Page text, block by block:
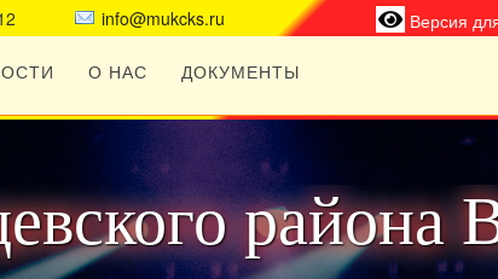
info@mukcks.ru Версия
О НАС ДОКУМЕНТЫ
района